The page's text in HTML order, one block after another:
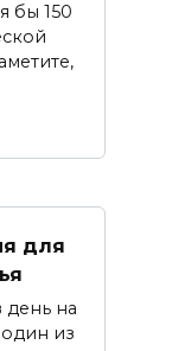
бы 150
для
день на
из